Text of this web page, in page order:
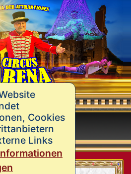
MENÜ
Cookies
Links